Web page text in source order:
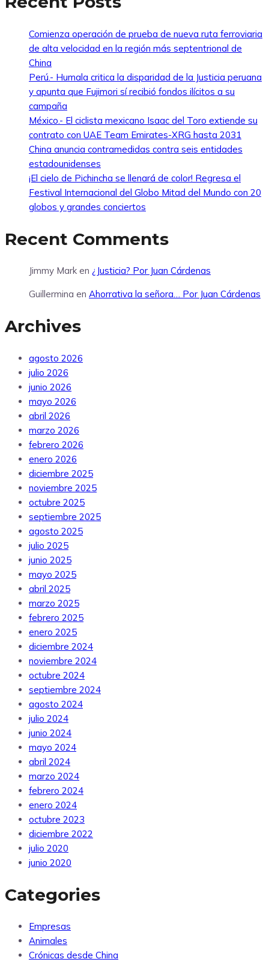
Comienza operación de prueba de nueva ruta ferroviaria
de alta velocidad en la región más septentrional de
China
Perú.- Humala critica la disparidad de la Justicia peruana
y apunta que Fujimori sí recibió fondos ilícitos a su
campaña
México.- El ciclista mexicano Isaac del Toro extiende su
contrato con UAE Team Emirates-XRG hasta 2031
China anuncia contramedidas contra seis entidades
estadounidenses
¡El cielo de Pichincha se llenará de color! Regresa el
Festival Internacional del Globo Mitad del Mundo con 20
globos y grandes conciertos
Recent Comments
Jimmy Mark en ¿Justicia? Por Juan Cárdenas
Guillermina en Ahorrativa la señora… Por Juan Cárdenas
Archives
agosto 2026
julio 2026
junio 2026
mayo 2026
abril 2026
marzo 2026
febrero 2026
enero 2026
diciembre 2025
noviembre 2025
octubre 2025
septiembre 2025
agosto 2025
julio 2025
junio 2025
mayo 2025
abril 2025
marzo 2025
febrero 2025
enero 2025
diciembre 2024
noviembre 2024
octubre 2024
septiembre 2024
agosto 2024
julio 2024
junio 2024
mayo 2024
abril 2024
marzo 2024
febrero 2024
enero 2024
octubre 2023
diciembre 2022
julio 2020
junio 2020
Categories
Empresas
Animales
Crónicas desde China